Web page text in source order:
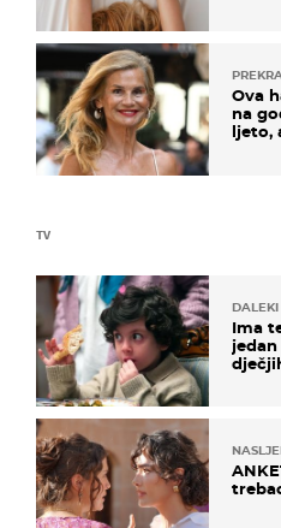
TV
Ima
Ova
na
ljeto,